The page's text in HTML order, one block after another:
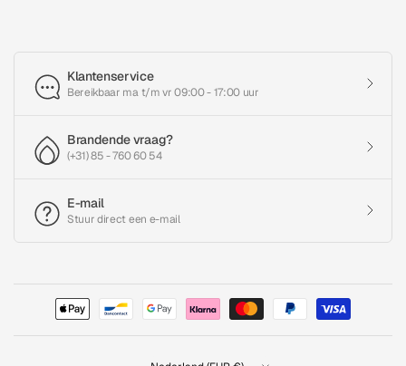
Klantenservice
Bereikbaar ma t/m vr 09:00 - 17:00 uur
Brandende vraag?
(+31) 85 - 760 60 54
E-mail
Stuur direct een e-mail